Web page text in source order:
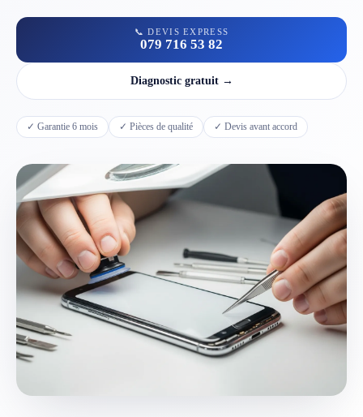
📱 Réparation téléphone par marque
📍 LOCALITÉS DESSERVIES
Région d'Yverdon 6
Gros-de-Vaud
Broye
Jura & Plateau
Hors zone 2
→ Toutes les zones d'intervention (21 villes)
📞 DEVIS EXPRESS
079 716 53 82
Diagnostic gratuit →
✓ Garantie 6 mois ✓ Pièces de qualité ✓ Devis avant accord